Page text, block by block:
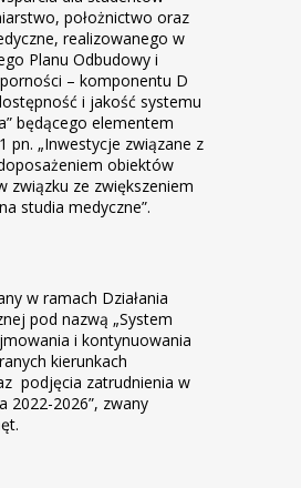
położnictwo oraz
realizowanego w
Planu Odbudowy i
– komponentu D
i jakość systemu
będącego elementem
pn. „Inwestycje związane z
obiektów
związku ze zwiększeniem
studia medyczne”.
w ramach Działania
pod nazwą „System
i kontynuowania
kierunkach
podjęcia zatrudnienia w
2022-2026”, zwany